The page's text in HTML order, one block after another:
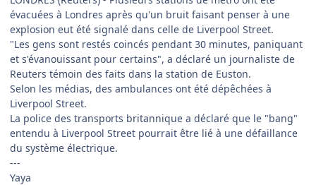
évacuées à Londres après qu'un bruit faisant penser à une
explosion eut été signalé dans celle de Liverpool Street.
"Les gens sont restés coincés pendant 30 minutes, paniquant
et s'évanouissant pour certains", a déclaré un journaliste de
Reuters témoin des faits dans la station de Euston.
Selon les médias, des ambulances ont été dépêchées à
Liverpool Street.
La police des transports britannique a déclaré que le "bang"
entendu à Liverpool Street pourrait être lié à une défaillance
du système électrique.
---
Yaya